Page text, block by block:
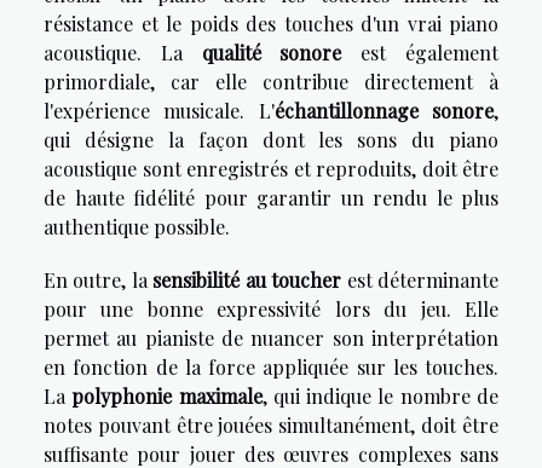
résistance et le poids des touches d'un vrai piano
acoustique. La qualité sonoreest également
primordiale, car elle contribue directement à
l'expérience musicale. L'échantillonnage sonore,
qui désigne la façon dont les sons du piano
acoustique sont enregistrés et reproduits, doit être
de haute fidélité pour garantir un rendu le plus
authentique possible.
En outre, la sensibilité au toucher est déterminante
pour une bonne expressivité lors du jeu. Elle
permet au pianiste de nuancer son interprétation
en fonction de la force appliquée sur les touches.
Lapolyphonie maximale, qui indique le nombre de
notes pouvant être jouées simultanément, doit être
suffisante pour jouer des œuvres complexes sans